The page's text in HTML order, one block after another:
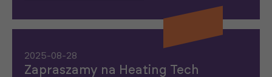
2025-08-28
Zapraszamy na Heating Tech